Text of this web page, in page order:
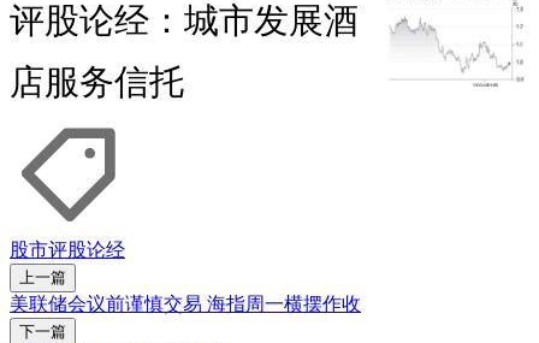
评股论经：城市发展酒
店服务信托
股市评股论经
上一篇
美联储会议前谨慎交易 海指周一横摆作收
下一篇